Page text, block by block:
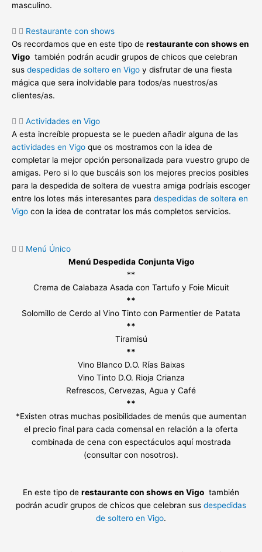
masculino.
Restaurante con shows
Os recordamos que en este tipo de restaurante con shows en
Vigo también podrán acudir grupos de chicos que celebran
sus despedidas de soltero en Vigo y disfrutar de una fiesta
mágica que sera inolvidable para todos/as nuestros/as
clientes/as.
Actividades en Vigo
A esta increíble propuesta se le pueden añadir alguna de las
actividades en Vigo que os mostramos con la idea de
completar la mejor opción personalizada para vuestro grupo de
amigas. Pero si lo que buscáis son los mejores precios posibles
para la despedida de soltera de vuestra amiga podríais escoger
entre los lotes más interesantes para despedidas de soltera en
Vigo con la idea de contratar los más completos servicios.
Menú Único
Menú Despedida Conjunta Vigo
**
Crema de Calabaza Asada con Tartufo y Foie Micuit
**
Solomillo de Cerdo al Vino Tinto con Parmentier de Patata
**
Tiramisú
**
Vino Blanco D.O. Rías Baixas
Vino Tinto D.O. Rioja Crianza
Refrescos, Cervezas, Agua y Café
**
*Existen otras muchas posibilidades de menús que aumentan
el precio final para cada comensal en relación a la oferta
combinada de cena con espectáculos aquí mostrada
(consultar con nosotros).
En este tipo de restaurante con shows en Vigo también
podrán acudir grupos de chicos que celebran sus despedidas
de soltero en Vigo.